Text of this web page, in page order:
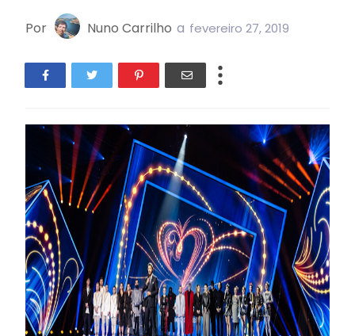
Por Nuno Carrilho a fevereiro 27, 2019